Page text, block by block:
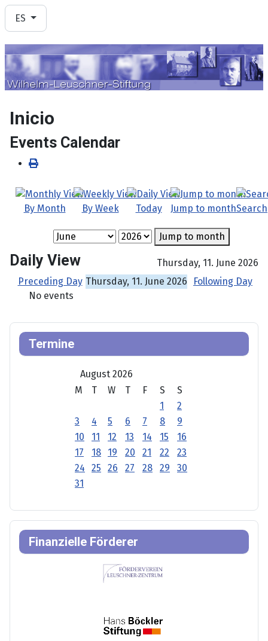
Seleccione su idioma
ES
Inicio
Events Calendar
By Month By Week Today Jump to monthSearch
Jump to month
Daily View
Thursday, 11. June 2026
Preceding Day Thursday, 11. June 2026
Following Day
No events
Termine
August 2026
M
T W T F S
S
1
2
3
4 5 6 7 8
9
10
11 12 13 14 15
16
17
18 19 20 21 22
23
24
25 26 27 28 29
30
31
Finanzielle Förderer